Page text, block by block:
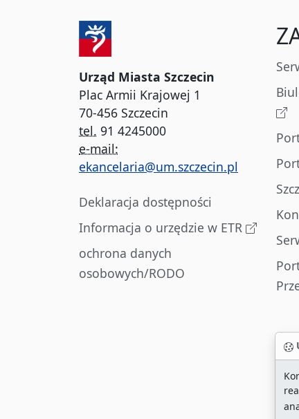
Urząd Miasta Szczecin
Plac Armii Krajowej 1
70-456 Szczecin
tel. 91 4245000
e-mail:
ekancelaria@um.szczecin.pl
Deklaracja dostępności
Informacja o urzędzie w ETR
ochrona danych
osobowych/RODO